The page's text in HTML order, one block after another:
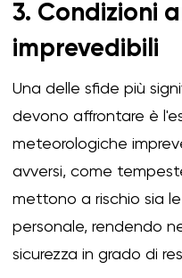
3. Condizioni
imprevedibili
Una delle sfide più
devono affrontare è
meteorologiche
avversi, come
mettono a rischio sia
personale, rendendo
sicurezza in grado di